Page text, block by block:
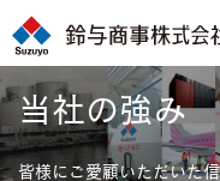
当社の強み
皆様にご愛顧いただいた